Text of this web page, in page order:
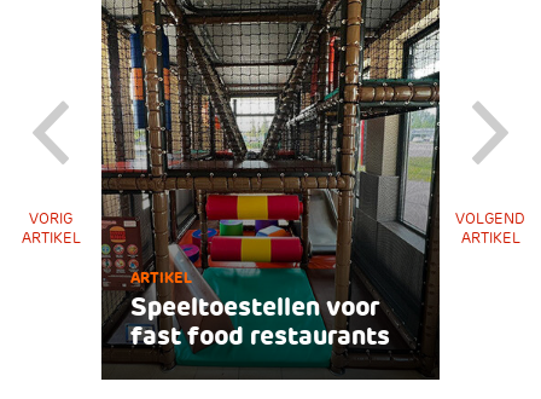
VORIG
ARTIKEL
ARTIKEL
Speeltoestellen voor
fast food restaurants
VOLGEND
ARTIKEL